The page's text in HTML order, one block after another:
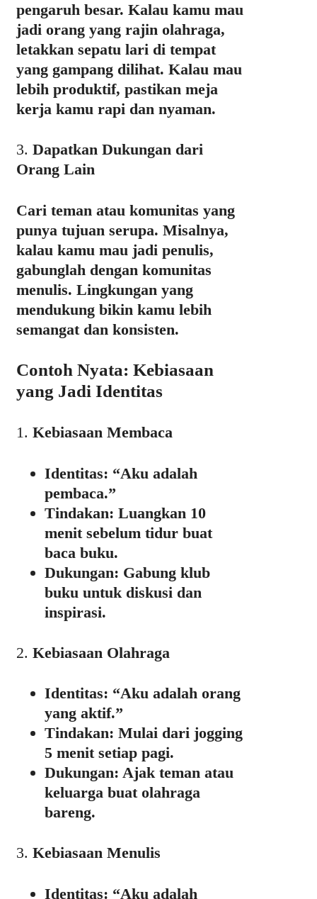
pengaruh besar. Kalau kamu mau
jadi orang yang rajin olahraga,
letakkan sepatu lari di tempat
yang gampang dilihat. Kalau mau
lebih produktif, pastikan meja
kerja kamu rapi dan nyaman.
3. Dapatkan Dukungan dari
Orang Lain
Cari teman atau komunitas yang
punya tujuan serupa. Misalnya,
kalau kamu mau jadi penulis,
gabunglah dengan komunitas
menulis. Lingkungan yang
mendukung bikin kamu lebih
semangat dan konsisten.
Contoh Nyata: Kebiasaan
yang Jadi Identitas
1. Kebiasaan Membaca
Identitas: “Aku adalah
pembaca.”
Tindakan: Luangkan 10
menit sebelum tidur buat
baca buku.
Dukungan: Gabung klub
buku untuk diskusi dan
inspirasi.
2. Kebiasaan Olahraga
Identitas: “Aku adalah orang
yang aktif.”
Tindakan: Mulai dari jogging
5 menit setiap pagi.
Dukungan: Ajak teman atau
keluarga buat olahraga
bareng.
3. Kebiasaan Menulis
Identitas: “Aku adalah